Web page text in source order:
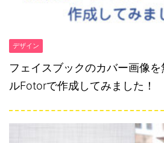
デザイン
フェイスブックのカバー画像
ルFotorで作成してみました！